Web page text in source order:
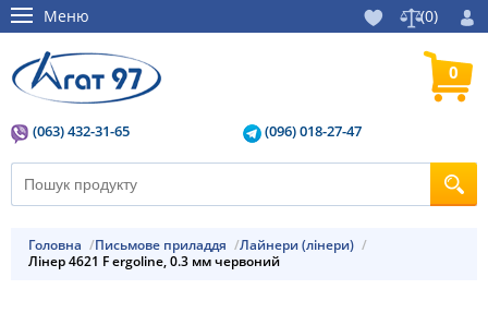
Меню (0)
(063) 432-31-65 (096) 018-27-47
0
Головна Письмове приладдя
Лайнери (лінери)
Лінер 4621 F ergoline, 0.3 мм червоний